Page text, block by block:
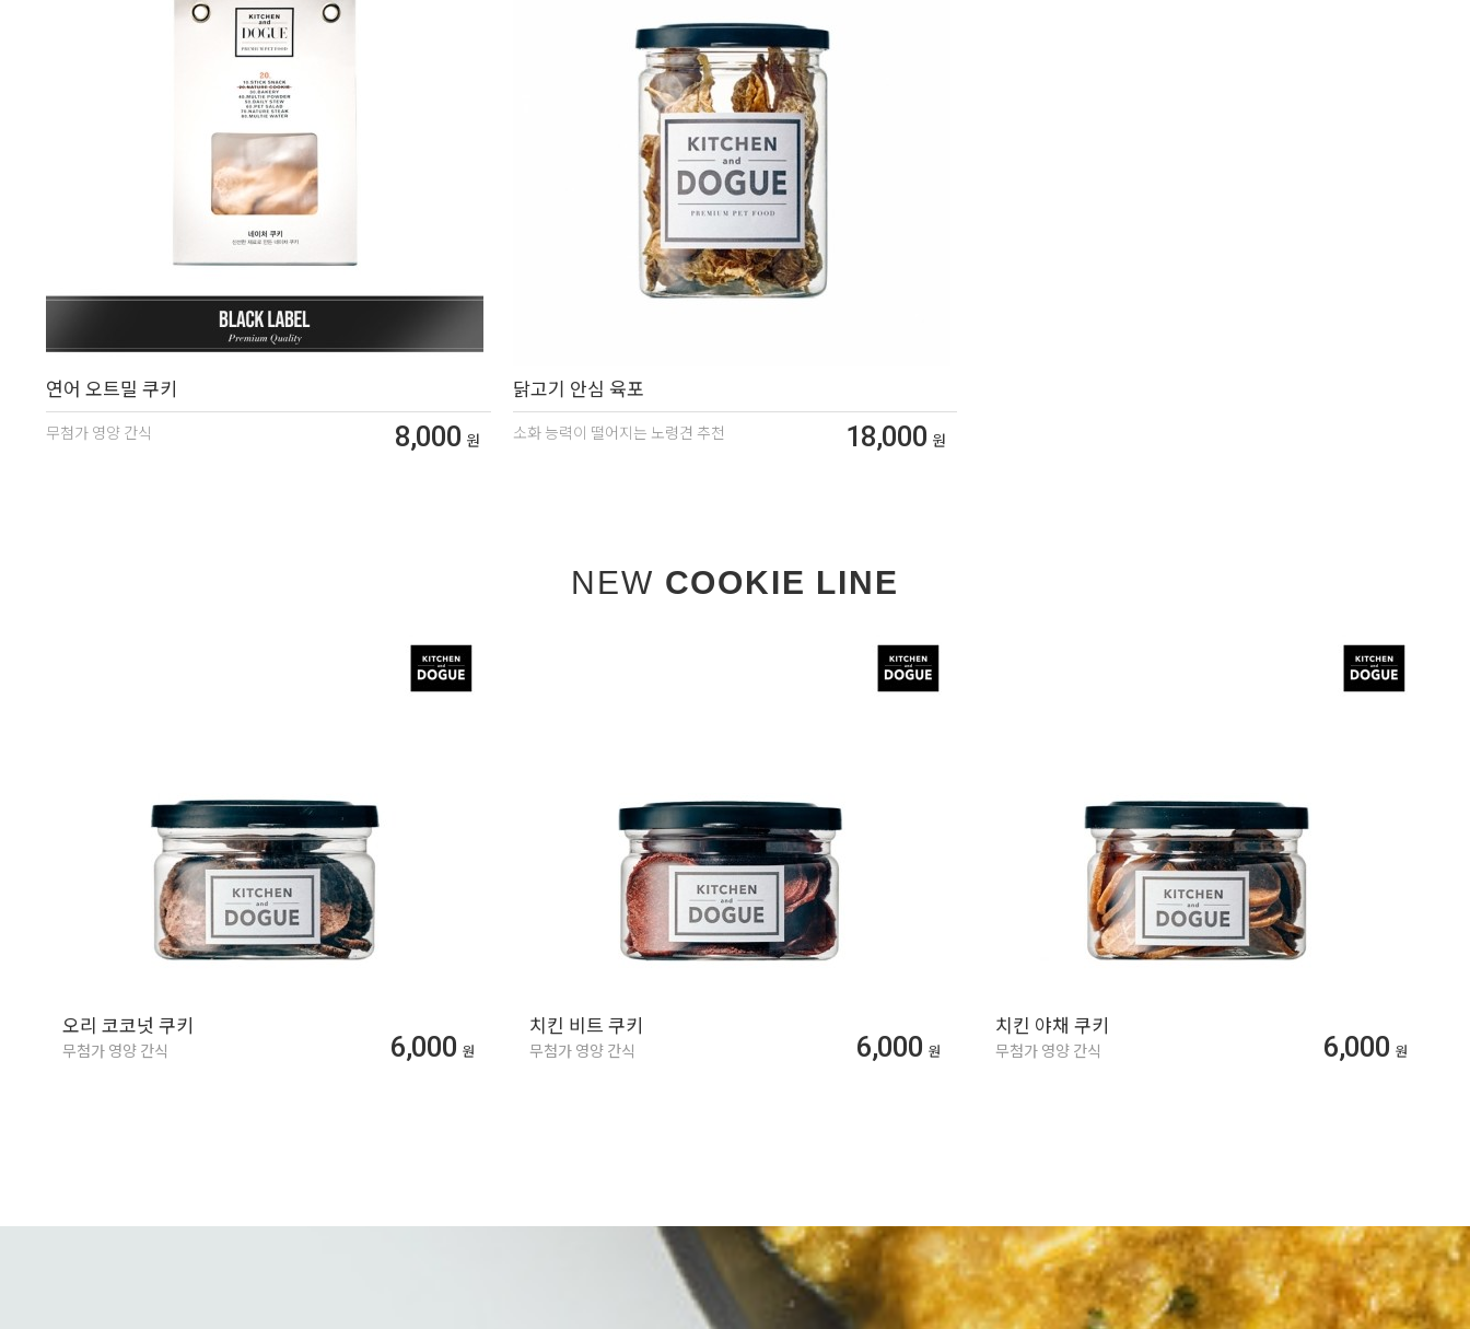
연어 오트밀 쿠키
8,000 원
무첨가 영양 간식
닭고기 안심 육포
18,000 원
소화 능력이 떨어지는 노령견 추천
NEW COOKIE LINE
오리 코코넛 쿠키
6,000 원
무첨가 영양 간식
치킨 비트 쿠키
6,000 원
무첨가 영양 간식
치킨 야채 쿠키
6,000 원
무첨가 영양 간식